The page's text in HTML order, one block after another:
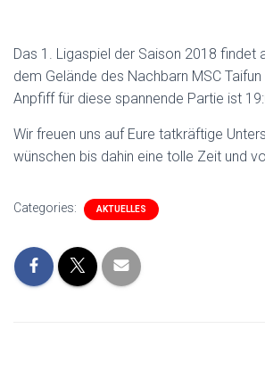
Das 1. Ligaspiel der Saison 2018 findet
dem Gelände des Nachbarn MSC
Anpfiff für diese spannende Partie ist
Wir freuen uns auf Eure tatkräftige
wünschen bis dahin eine tolle Zeit und
Categories: AKTUELLES